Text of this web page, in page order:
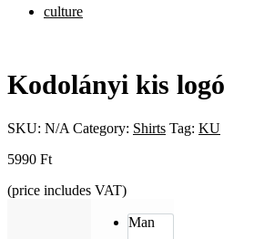
culture
Kodolányi kis logó
SKU: N/A Category: Shirts Tag: KU
5990 Ft
(price includes VAT)
Man